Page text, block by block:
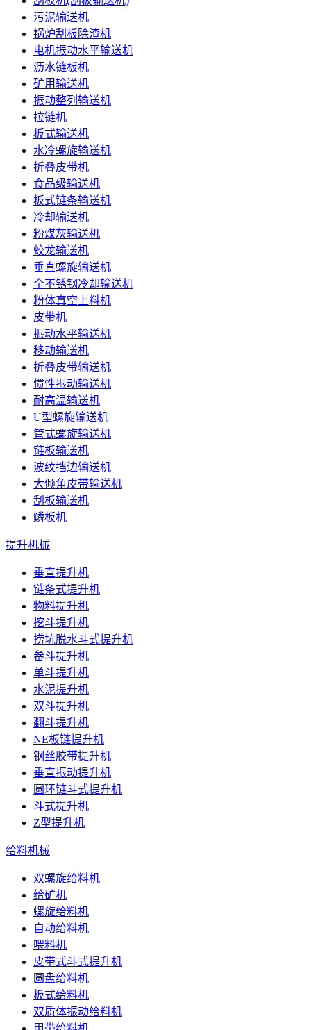
污泥输送机
锅炉刮板除渣机
电机振动水平输送机
沥水链板机
矿用输送机
振动整列输送机
拉链机
板式输送机
水冷螺旋输送机
折叠皮带机
食品级输送机
板式链条输送机
冷却输送机
粉煤灰输送机
蛟龙输送机
垂直螺旋输送机
全不锈钢冷却输送机
粉体真空上料机
皮带机
振动水平输送机
移动输送机
折叠皮带输送机
惯性振动输送机
耐高温输送机
U型螺旋输送机
管式螺旋输送机
链板输送机
波纹挡边输送机
大倾角皮带输送机
刮板输送机
鳞板机
提升机械
垂直提升机
链条式提升机
物料提升机
挖斗提升机
捞坑脱水斗式提升机
畚斗提升机
单斗提升机
水泥提升机
双斗提升机
翻斗提升机
NE板链提升机
钢丝胶带提升机
垂直振动提升机
圆环链斗式提升机
斗式提升机
Z型提升机
给料机械
双螺旋给料机
给矿机
螺旋给料机
自动给料机
喂料机
皮带式斗式提升机
圆盘给料机
板式给料机
双质体振动给料机